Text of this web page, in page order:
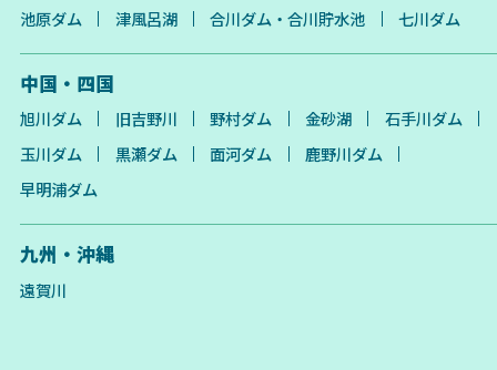
池原ダム
津風呂湖 合川ダム・合川貯水池 七川ダム
中国・四国
旭川ダム 旧吉野川 野村ダム 金砂湖
石手川ダム
玉川ダム
黒瀬ダム 面河ダム
鹿野川ダム
早明浦ダム
九州・沖縄
遠賀川